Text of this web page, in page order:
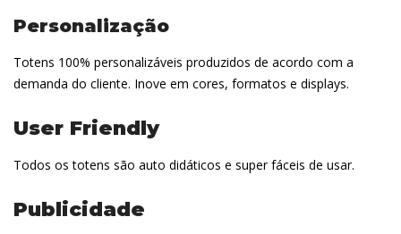
Personalização
Totens 100% personalizáveis produzidos de acordo com a
demanda do cliente. Inove em cores, formatos e displays.
User Friendly
Todos os totens são auto didáticos e super fáceis de usar.
Publicidade